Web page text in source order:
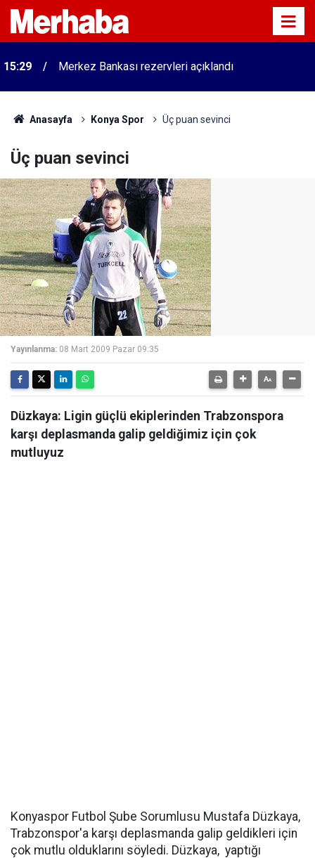
15:29 Merkez Bankası rezervleri açıklandı
Anasayfa Konya Spor Üç puan sevinci
Üç puan sevinci
Yayınlanma: 08 Mart 2009 Pazar 09:35
Düzkaya: Ligin güçlü ekiplerinden Trabzonspora
karşı deplasmanda galip geldiğimiz için çok
mutluyuz
Konyaspor Futbol Şube Sorumlusu Mustafa Düzkaya,
Trabzonspor'a karşı deplasmanda galip geldikleri için
çok mutlu olduklarını söyledi. Düzkaya, yaptığı